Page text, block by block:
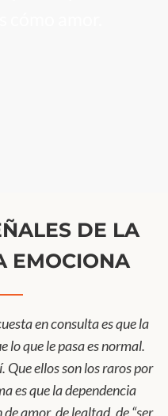
DE LA
EMOCIONA
en consulta es que la
lo que le pasa es normal.
Que ellos son los raros por
es que la dependencia
amor, de lealtad, de “ser